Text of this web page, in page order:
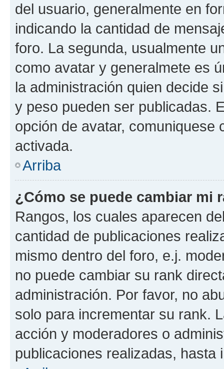
del usuario, generalmente en
indicando la cantidad de
foro. La segunda, usualmente
como avatar y generalmete es
la administración quien decide
y peso pueden ser publicadas.
opción de avatar, comuniquese
activada.
Arriba
¿Cómo se puede cambiar mi
Rangos, los cuales aparecen
cantidad de publicaciones
mismo dentro del foro, e.j.
no puede cambiar su rank
administración. Por favor, no
solo para incrementar su rank.
acción y moderadores o
publicaciones realizadas, hasta